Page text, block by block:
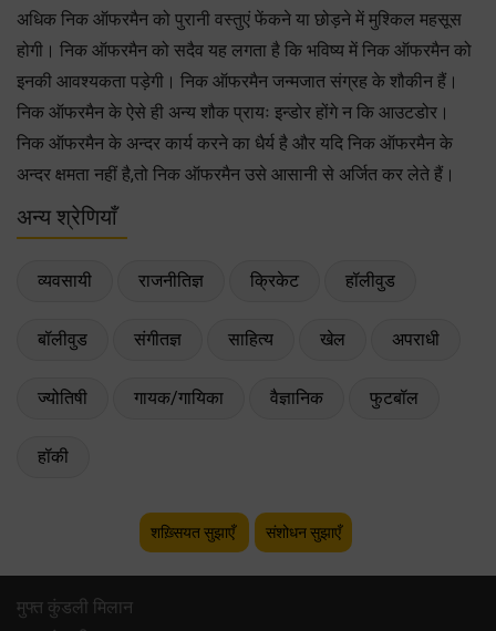
अधिक निक ऑफरमैन को पुरानी वस्तुएं फेंकने या छोड़ने में मुश्किल महसूस
होगी। निक ऑफरमैन को सदैव यह लगता है कि भविष्य में निक ऑफरमैन को
इनकी आवश्यकता पड़ेगी। निक ऑफरमैन जन्मजात संग्रह के शौकीन हैं।
निक ऑफरमैन के ऐसे ही अन्य शौक प्रायः इन्डोर होंगे न कि आउटडोर।
निक ऑफरमैन के अन्दर कार्य करने का धैर्य है और यदि निक ऑफरमैन के
अन्दर क्षमता नहीं है,तो निक ऑफरमैन उसे आसानी से अर्जित कर लेते हैं।
अन्य श्रेणियाँ
व्यवसायी राजनीतिज्ञ क्रिकेट हॉलीवुड
बॉलीवुड संगीतज्ञ साहित्य खेल अपराधी
ज्योतिषी गायक/गायिका वैज्ञानिक फुटबॉल
हॉकी
शख़्सियत सुझाएँ संशोधन सुझाएँ
मुफ्त कुंडली मिलान